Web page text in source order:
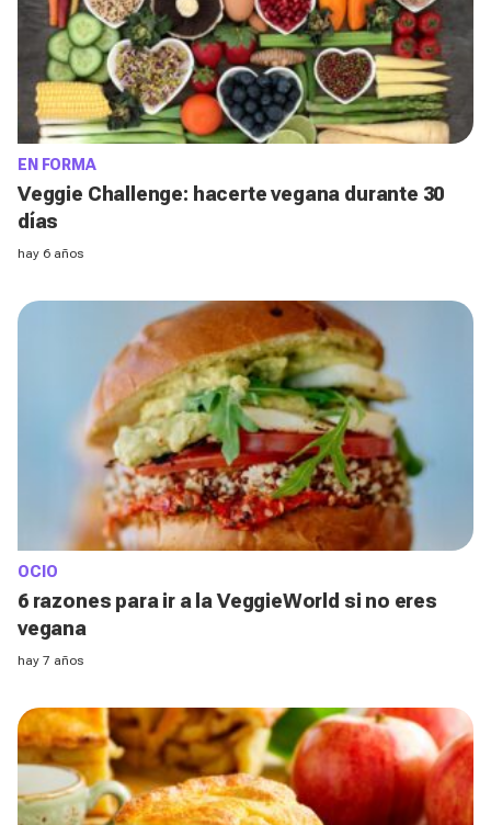
EN FORMA
Veggie Challenge: hacerte vegana durante 30
días
hay 6 años
OCIO
6 razones para ir a la VeggieWorld si no eres
vegana
hay 7 años